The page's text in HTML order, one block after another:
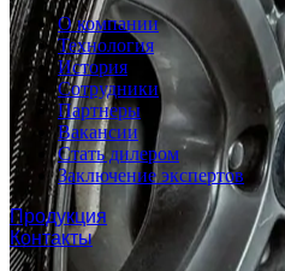
О компании
Технология
История
Сотрудники
Партнеры
Вакансии
Стать дилером
Заключение экспертов
Продукция
Контакты